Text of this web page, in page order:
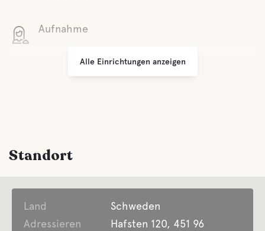
Aufnahme
Wäsche
Alle Einrichtungen anzeigen
Standort
Land
Schweden
Adressieren
Hafsten 120, 451 96